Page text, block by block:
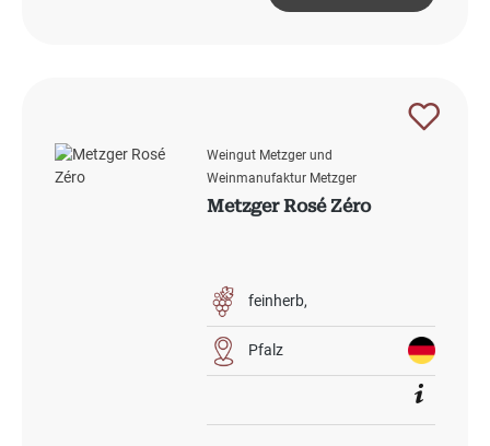
Weingut Metzger und
Weinmanufaktur Metzger
Metzger Rosé Zéro
feinherb
Pfalz